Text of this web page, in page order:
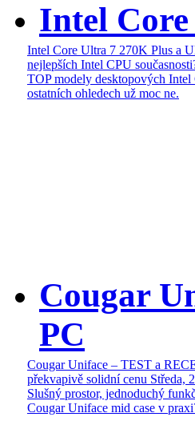
Intel
Intel Core Ultra 7 270K Plus a
nejlepších Intel CPU
TOP modely desktopových
ostatních ohledech už moc ne.
Cougar
PC
Cougar Uniface – TEST a
překvapivě solidní cenu Středa,
Slušný prostor, jednoduchý
Cougar Uniface mid case v